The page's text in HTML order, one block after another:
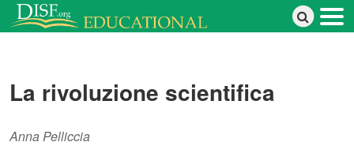
Salta al contenuto principale
La rivoluzione scientifica
Anna Pelliccia